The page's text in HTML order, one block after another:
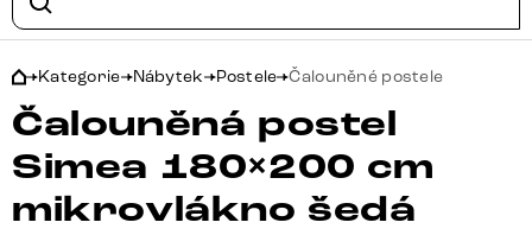
Kategorie Nábytek Postele Čalouněné postele
Čalouněná postel
Simea 180×200 cm
mikrovlákno šedá